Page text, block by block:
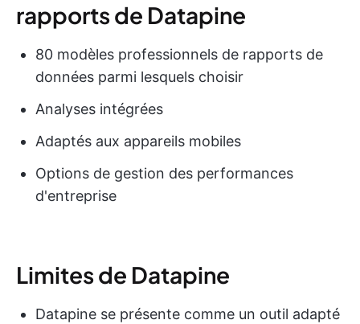
rapports de Datapine
80 modèles professionnels de rapports de
données parmi lesquels choisir
Analyses intégrées
Adaptés aux appareils mobiles
Options de gestion des performances
d'entreprise
Limites de Datapine
Datapine se présente comme un outil adapté